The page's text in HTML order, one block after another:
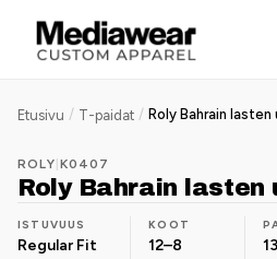
Etusivu / T-paidat / Roly Bahrain lasten
ROLY K0407
Roly Bahrain lasten
ISTUVUUS
Regular Fit
KOOT
12–8